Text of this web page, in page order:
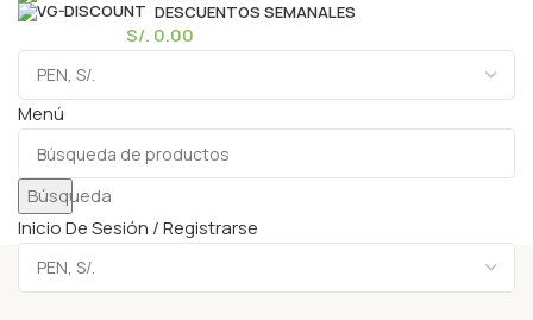
DESCUENTOS SEMANALES
S/. 0.00
Menú
Búsqueda
Inicio De Sesión / Registrarse